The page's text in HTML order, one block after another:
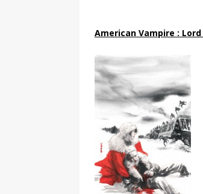
American Vampire :